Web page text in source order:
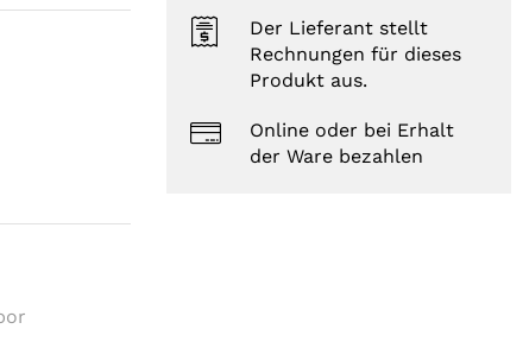
Der Lieferant stellt
Rechnungen für dieses
Produkt aus.
Online oder bei Erhalt
der Ware bezahlen